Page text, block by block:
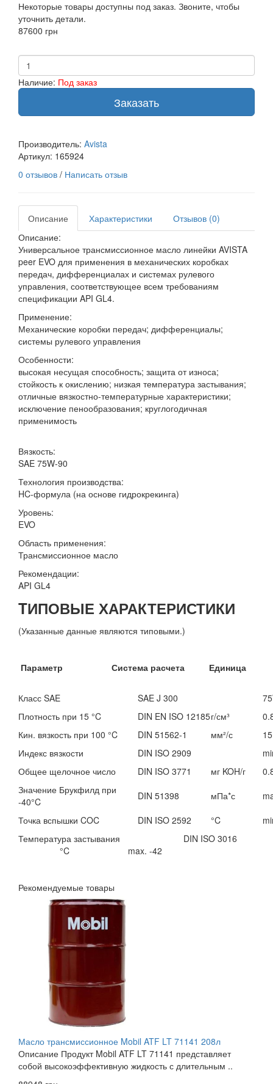
Некоторые товары доступны под заказ. Звоните, чтобы
уточнить детали.
87600 грн
Наличие: Под заказ
Заказать
Производитель: Avista
Артикул: 165924
0 отзывов / Написать отзыв
Описание Характеристики
Отзывов (0)
Описание:
Универсальное трансмиссионное масло линейки AVISTA
peer EVO для применения в механических коробках
передач, дифференциалах и системах рулевого
управления, соответствующее всем требованиям
спецификации API GL4.
Применение:
Механические коробки передач; дифференциалы;
системы рулевого управления
Особенности:
высокая несущая способность; защита от износа;
стойкость к окислению; низкая температура застывания;
отличные вязкостно-температурные характеристики;
исключение пенообразования; круглогодичная
применимость
Вязкость:
SAE 75W-90
Технология производства:
HC-формула (на основе гидрокрекинга)
Уровень:
EVO
Область применения:
Трансмиссионное масло
Рекомендации:
API GL4
TИПОВЫЕ ХАРАКТЕРИСТИКИ
(Указанные данные являются типовыми.)
Параметр Система расчета Единица
Класс SAE SAE J 300
Плотность при 15 °C
DIN EN ISO 12185г/см³
Кин. вязкость при 100 °C
DIN 51562-1 мм²/с
Индекс вязкости
DIN ISO 2909
Общее щелочное число
DIN ISO 3771 мг KOH/г
Значение Брукфилд при
-40°C
DIN 51398 мПа*с
Точка вспышки COC
DIN ISO 2592 °C
Температура застывания DIN ISO 3016
°C max. -42
Рекомендуемые товары
Масло трансмиссионное Mobil ATF LT 71141 208л
Описание Продукт Mobil ATF LT 71141 представляет
собой высокоэффективную жидкость с длительным ..